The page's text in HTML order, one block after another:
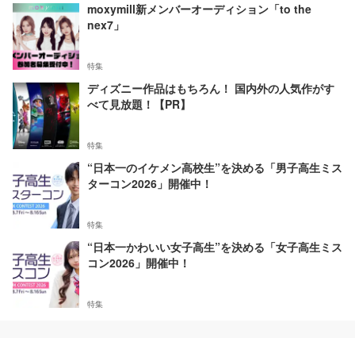
moxymill新メンバーオーディション「to the
nex7」
特集
ディズニー作品はもちろん！ 国内外の人気作がす
べて見放題！【PR】
特集
“日本一のイケメン高校生”を決める「男子高生ミス
ターコン2026」開催中！
特集
“日本一かわいい女子高生”を決める「女子高生ミス
コン2026」開催中！
特集